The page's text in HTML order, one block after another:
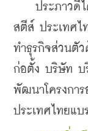
ประภาวดีได้
สตีส์ ประเทศไ
ทำธุรกิจส่วนตัว
ก่อตั้ง บริษัท บ
พัฒนาโครงกา
ประเทศไทยแบ